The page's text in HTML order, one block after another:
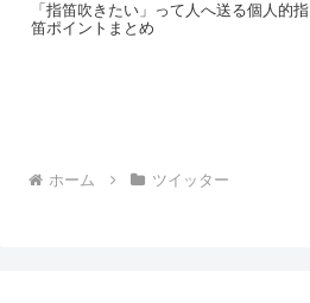
「指笛吹きたい」って人へ送る個人的指
笛ポイントまとめ
ホーム ツイッター